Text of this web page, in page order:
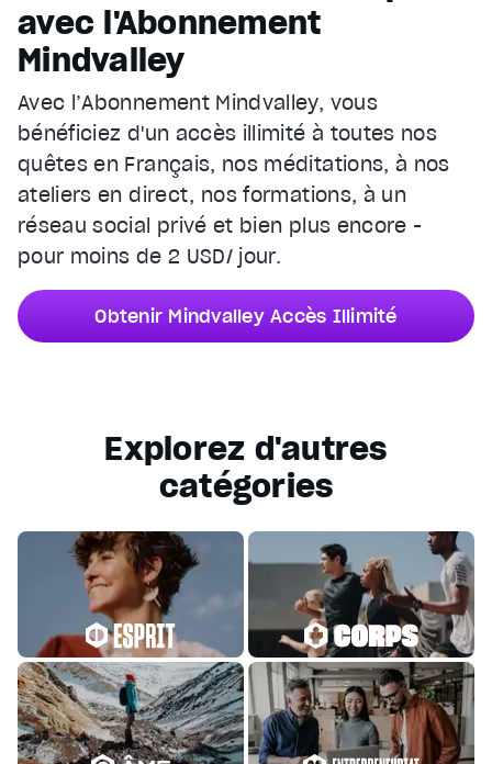
avec l'Abonnement
Mindvalley
Avec l’Abonnement Mindvalley, vous
bénéficiez d'un accès illimité à toutes nos
quêtes en Français, nos méditations, à nos
ateliers en direct, nos formations, à un
réseau social privé et bien plus encore -
pour moins de 2 USD/ jour.
Obtenir Mindvalley Accès Illimité
Explorez d'autres
catégories